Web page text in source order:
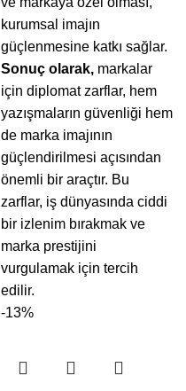
kurumsal imajın
güçlenmesine katkı sağlar.
Sonuç olarak, markalar
için diplomat zarflar, hem
yazışmaların güvenliği hem
de marka imajının
güçlendirilmesi açısından
önemli bir araçtır. Bu
zarflar, iş dünyasında ciddi
bir izlenim bırakmak ve
marka prestijini
vurgulamak için tercih
edilir.
-13%